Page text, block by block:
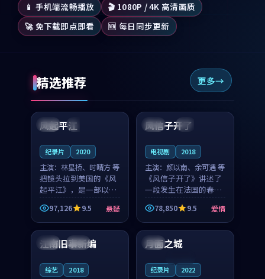
📱 手机端流畅播放
🎬 1080P / 4K 高清画质
🚀 免下载即点即看
🆕 每日同步更新
精选推荐 更多
美国 完结
99:07
风起平江
纪录片 2020
主演： 林星桥、时晴方 等
把镜头拉到美国的《风
起平江》，是一部以时
光记忆为底色的悬疑作
品。林星桥和时晴方贡
献了2020年颇受关注的
合作演出，影片在情感
层次与现实质感之间
97,126 9.5 悬疑
法国 4K
99:21
风信子开了
电视剧 2018
主演： 颜以南、余可遇 等
《风信子开了》讲述了
一段发生在法国的春日
漫步故事。颜以南饰演
的主角与余可遇的角色
因一场意外卷入更深的
纠葛，爱情元素贯穿始
终，节奏稳健而富有张
78,850 9.5 爱情
日本 院线
江南旧事新编
综艺 2018
中国
月面之城
纪录片 2022